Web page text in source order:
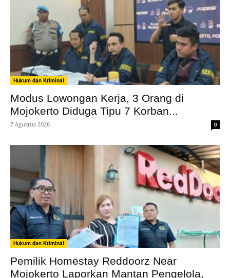
Hukum dan Kriminal
Modus Lowongan Kerja, 3 Orang di
Mojokerto Diduga Tipu 7 Korban...
7 Agustus 2026 0
Hukum dan Kriminal
Pemilik Homestay Reddoorz Near
Mojokerto Laporkan Mantan Pengelola,